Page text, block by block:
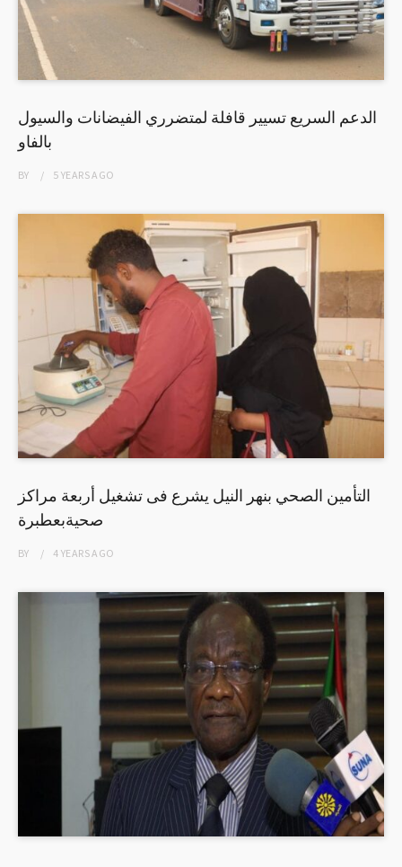
الدعم السريع تسيير قافلة لمتضرري الفيضانات والسيول
بالفاو
BY 5 YEARSAGO
التأمين الصحي بنهر النيل يشرع فى تشغيل أربعة مراكز
صحيةبعطبرة
BY 4 YEARSAGO